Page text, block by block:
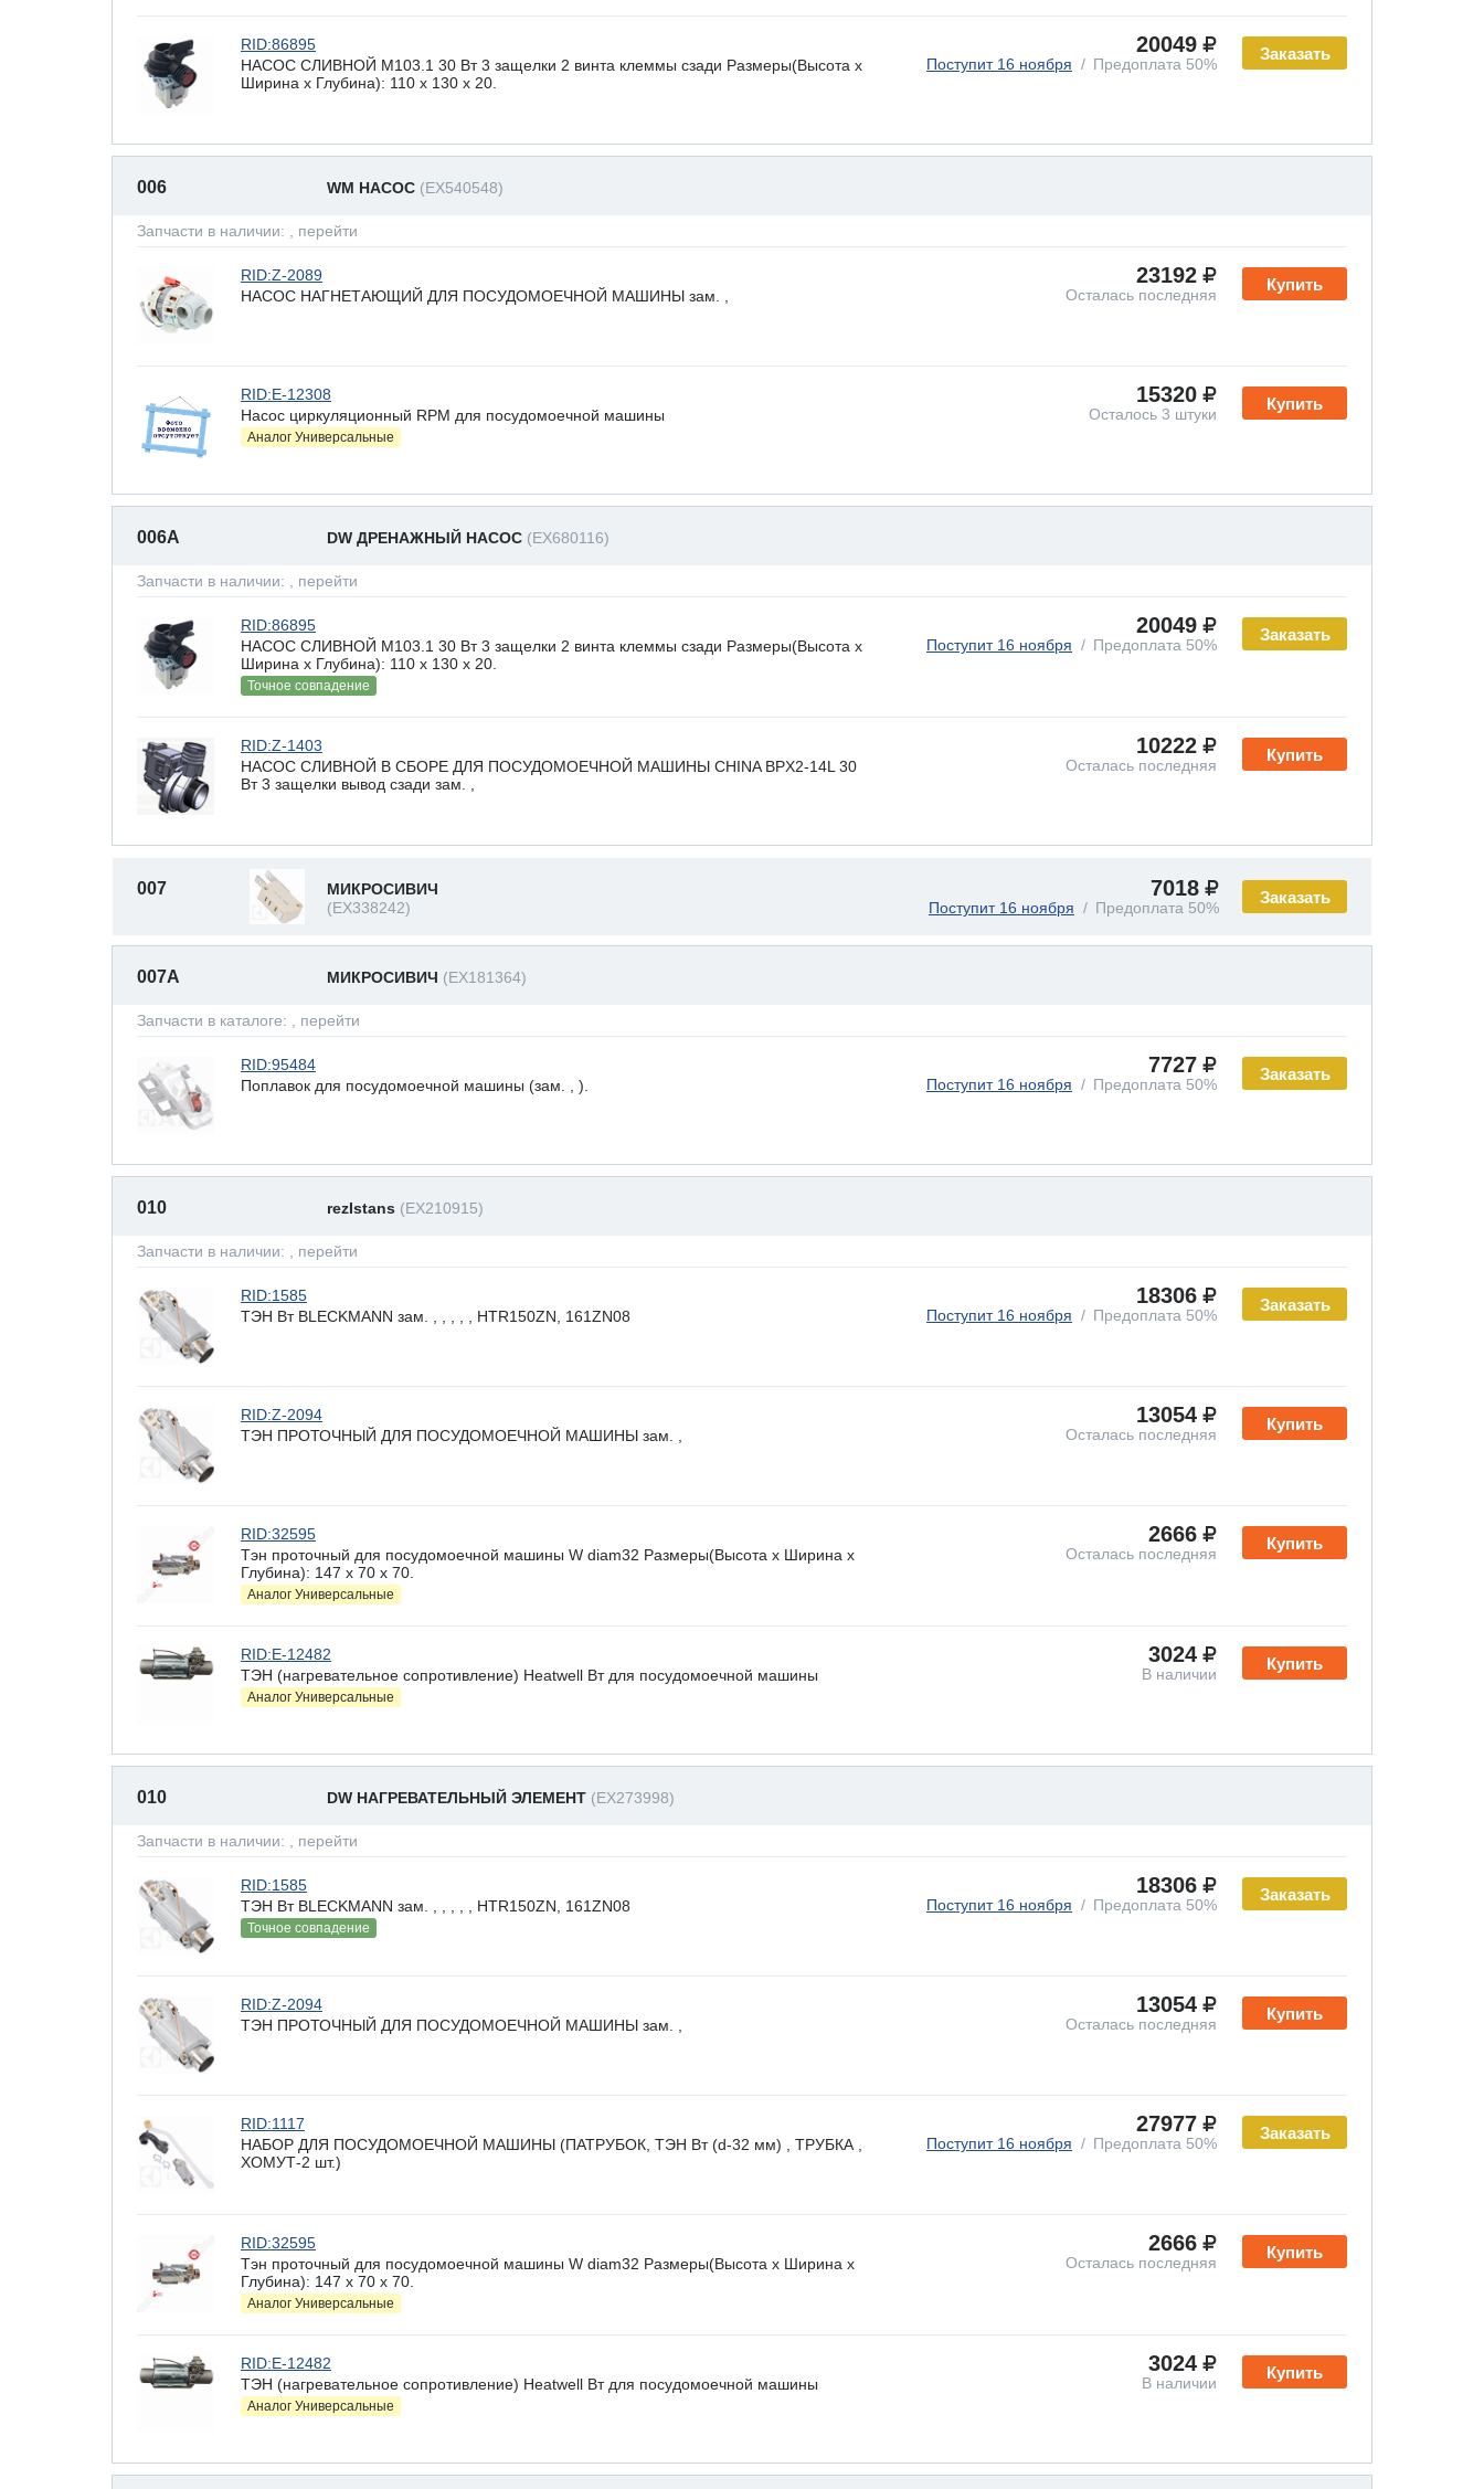
Заказать
RID:86895
НАСОС СЛИВНОЙ М103.1 30 Вт 3 защелки 2 винта клеммы сзади Размеры(Высота х
Ширина х Глубина): 110 x 130 х 20.
20049
Поступит 16 ноября Предоплата 50%
006 WM НАСОС (EX540548)
Запчасти в наличии: , перейти
Купить
RID:Z-2089
НАСОС НАГНЕТАЮЩИЙ ДЛЯ ПОСУДОМОЕЧНОЙ МАШИНЫ зам. ,
23192
Осталась последняя
Купить
RID:E-12308
Насос циркуляционный RPM для посудомоечной машины
Аналог Универсальные
15320
Осталось 3 штуки
006A DW ДРЕНАЖНЫЙ НАСОС (EX680116)
Запчасти в наличии: , перейти
Заказать
RID:86895
НАСОС СЛИВНОЙ М103.1 30 Вт 3 защелки 2 винта клеммы сзади Размеры(Высота х
Ширина х Глубина): 110 x 130 х 20.
Точное совпадение
20049
Поступит 16 ноября Предоплата 50%
Купить
RID:Z-1403
НАСОС СЛИВНОЙ В СБОРЕ ДЛЯ ПОСУДОМОЕЧНОЙ МАШИНЫ CHINA BPX2-14L 30
Вт 3 защелки вывод сзади зам. ,
10222
Осталась последняя
Заказать
007
МИКРОСИВИЧ
(EX338242)
7018
Поступит 16 ноября Предоплата 50%
007A МИКРОСИВИЧ (EX181364)
Запчасти в каталоге: , перейти
Заказать
RID:95484
Поплавок для посудомоечной машины (зам. , ).
7727
Поступит 16 ноября Предоплата 50%
010 rezIstans (EX210915)
Запчасти в наличии: , перейти
Заказать
RID:1585
ТЭН Вт BLECKMANN зам. , , , , , HTR150ZN, 161ZN08
18306
Поступит 16 ноября Предоплата 50%
Купить
RID:Z-2094
ТЭН ПРОТОЧНЫЙ ДЛЯ ПОСУДОМОЕЧНОЙ МАШИНЫ зам. ,
13054
Осталась последняя
Купить
RID:32595
Тэн проточный для посудомоечной машины W diam32 Размеры(Высота х Ширина х
Глубина): 147 x 70 х 70.
Аналог Универсальные
2666
Осталась последняя
Купить
RID:E-12482
ТЭН (нагревательное сопротивление) Heatwell Вт для посудомоечной машины
Аналог Универсальные
3024
В наличии
010 DW НАГРЕВАТЕЛЬНЫЙ ЭЛЕМЕНТ (EX273998)
Запчасти в наличии: , перейти
Заказать
RID:1585
ТЭН Вт BLECKMANN зам. , , , , , HTR150ZN, 161ZN08
Точное совпадение
18306
Поступит 16 ноября Предоплата 50%
Купить
RID:Z-2094
ТЭН ПРОТОЧНЫЙ ДЛЯ ПОСУДОМОЕЧНОЙ МАШИНЫ зам. ,
13054
Осталась последняя
Заказать
RID:1117
НАБОР ДЛЯ ПОСУДОМОЕЧНОЙ МАШИНЫ (ПАТРУБОК, ТЭН Вт (d-32 мм) , ТРУБКА ,
ХОМУТ-2 шт.)
27977
Поступит 16 ноября Предоплата 50%
Купить
RID:32595
Тэн проточный для посудомоечной машины W diam32 Размеры(Высота х Ширина х
Глубина): 147 x 70 х 70.
Аналог Универсальные
2666
Осталась последняя
Купить
RID:E-12482
ТЭН (нагревательное сопротивление) Heatwell Вт для посудомоечной машины
Аналог Универсальные
3024
В наличии